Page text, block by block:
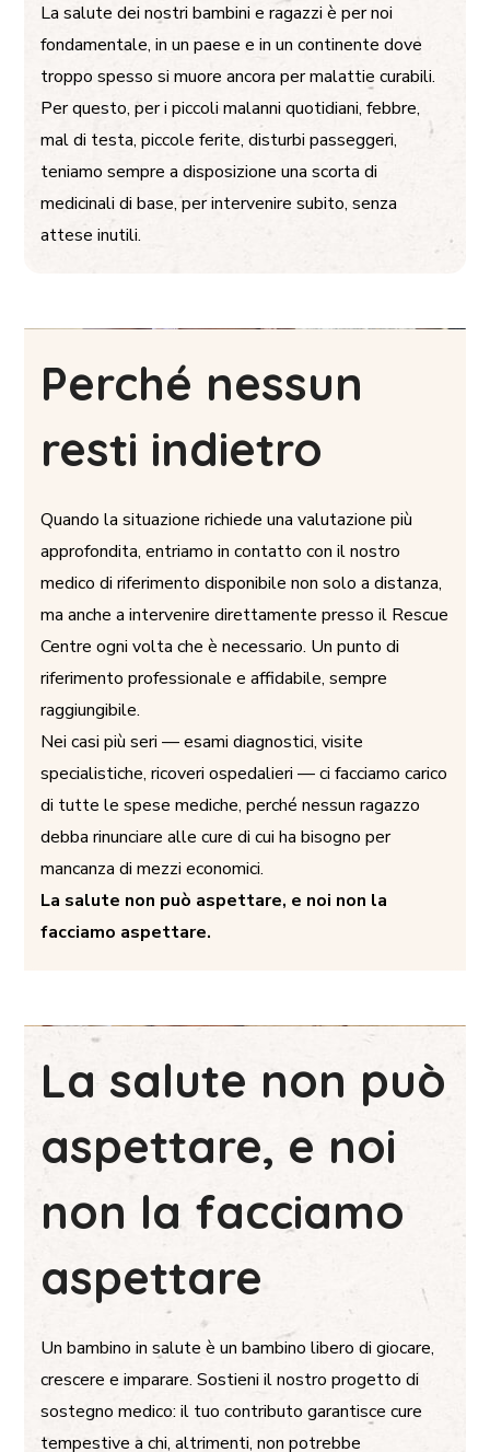
La salute dei nostri bambini e ragazzi è per noi
fondamentale, in un paese e in un continente dove
troppo spesso si muore ancora per malattie curabili.
Per questo, per i piccoli malanni quotidiani, febbre,
mal di testa, piccole ferite, disturbi passeggeri,
teniamo sempre a disposizione una scorta di
medicinali di base, per intervenire subito, senza
attese inutili.
Perché nessun
resti indietro
Quando la situazione richiede una valutazione più
approfondita, entriamo in contatto con il nostro
medico di riferimento disponibile non solo a distanza,
ma anche a intervenire direttamente presso il Rescue
Centre ogni volta che è necessario. Un punto di
riferimento professionale e affidabile, sempre
raggiungibile.
Nei casi più seri — esami diagnostici, visite
specialistiche, ricoveri ospedalieri — ci facciamo carico
di tutte le spese mediche, perché nessun ragazzo
debba rinunciare alle cure di cui ha bisogno per
mancanza di mezzi economici.
La salute non può aspettare, e noi non la
facciamo aspettare.
La salute non può
aspettare, e noi
non la facciamo
aspettare
Un bambino in salute è un bambino libero di giocare,
crescere e imparare. Sostieni il nostro progetto di
sostegno medico: il tuo contributo garantisce cure
tempestive a chi, altrimenti, non potrebbe